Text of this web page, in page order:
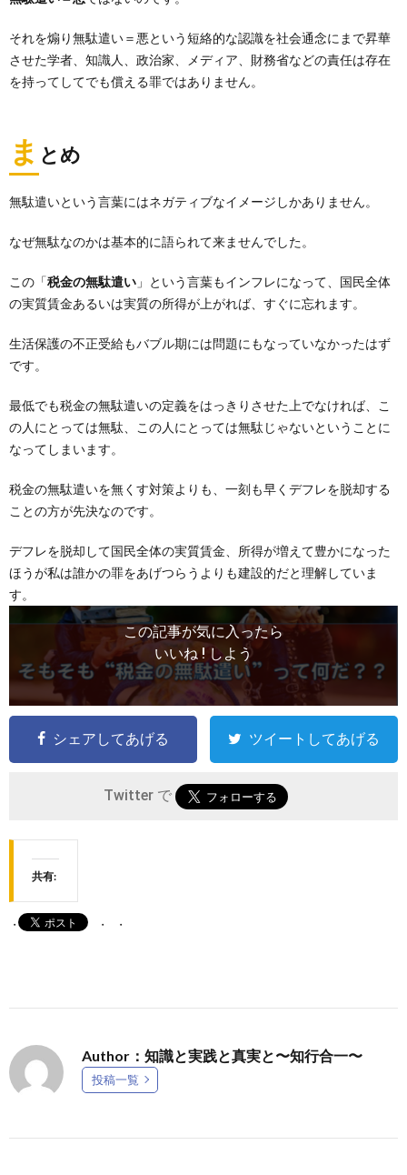
それを煽り無駄遣い＝悪という短絡的な認識を社会通念にまで昇華
させた学者、知識人、政治家、メディア、財務省などの責任は存在
を持ってしてでも償える罪ではありません。
ま とめ
無駄遣いという言葉にはネガティブなイメージしかありません。
なぜ無駄なのかは基本的に語られて来ませんでした。
この「税金の無駄遣い 」という言葉もインフレになって、国民全体
の実質賃金あるいは実質の所得が上がれば、すぐに忘れます。
生活保護の不正受給もバブル期には問題にもなっていなかったはず
です。
最低でも税金の無駄遣いの定義をはっきりさせた上でなければ、こ
の人にとっては無駄、この人にとっては無駄じゃないということに
なってしまいます。
税金の無駄遣いを無くす対策よりも、一刻も早くデフレを脱却する
ことの方が先決なのです。
デフレを脱却して国民全体の実質賃金、所得が増えて豊かになった
ほうが私は誰かの罪をあげつらうよりも建設的だと理解していま
す。
この記事が気に入ったら
いいね ! しよう
シェアしてあげる ツイートしてあげる
Twitter で
共有:
Author：知識と実践と真実と〜知行合一〜
投稿一覧